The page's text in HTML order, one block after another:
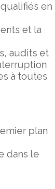
en
et la
audits et
à toutes
plan
dans le